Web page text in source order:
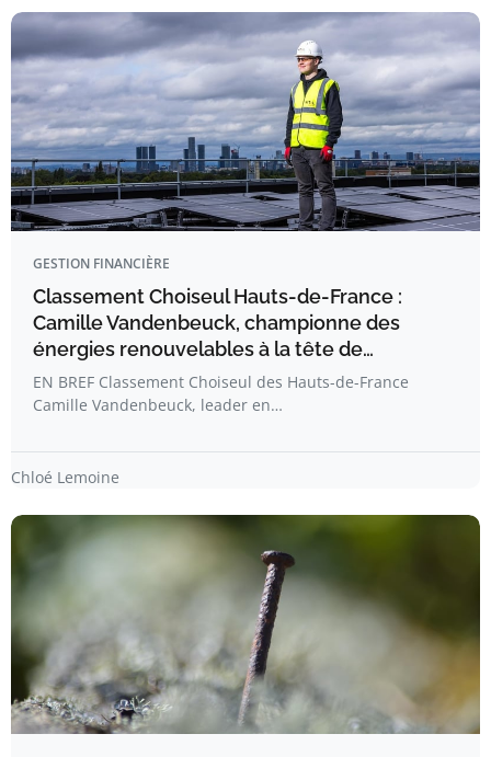
GESTION FINANCIÈRE
Classement Choiseul Hauts-de-France :
Camille Vandenbeuck, championne des
énergies renouvelables à la tête de…
EN BREF Classement Choiseul des Hauts-de-France
Camille Vandenbeuck, leader en…
Chloé Lemoine